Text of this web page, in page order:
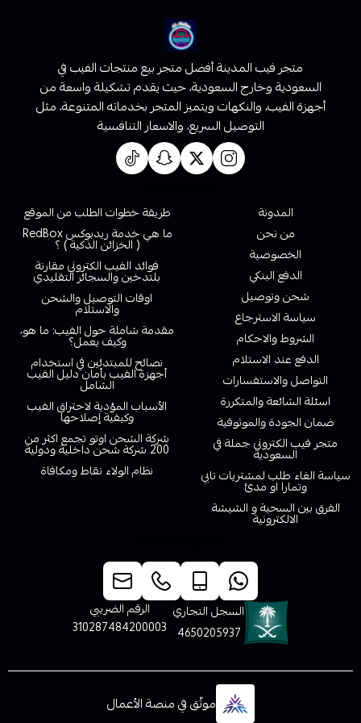
متجر فيب المدينة أفضل متجر بيع منتجات الفيب في
السعودية وخارج السعودية، حيث يقدم تشكيلة واسعة من
أجهزة الفيب، والنكهات ويتميز المتجر بخدماته المتنوعة، مثل
التوصيل السريع، والاسعار التنافسية
المدونة
من نحن
الخصوصية
الدفع البنكي
شحن وتوصيل
سياسة الاسترجاع
الشروط والاحكام
الدفع عند الاستلام
التواصل والاستفسارات
اسئلة الشائعة والمتكررة
ضمان الجودة والموثوقية
متجر فيب الكتروني جملة في
السعودية
سياسة الغاء طلب لمشتريات تابي
وتمارا او مدئ
الفرق بين السحبة و الشيشة
الالكترونية
طريقة خطوات الطلب من الموقع
ما هي خدمة ريدبوكس RedBox
( الخزائن الذكية ) ؟
فوائد الفيب الكتروني مقارنة
بلتدخين والسجائر التقليدي
اوقات التوصيل والشحن
والاستلام
مقدمة شاملة حول الفيب: ما هو،
وكيف يعمل؟
نصائح للمبتدئين في استخدام
أجهزة الفيب بأمان دليل الفيب
الشامل
الأسباب المؤدية لاحتراق الفيب
وكيفية إصلاحها
شركة الشحن اوتو تجمع اكثر من
200 شركة شحن داخلية ودولية
نظام الولاء نقاط ومكافاة
السجل التجاري
4650205937
الرقم الضريبي
310287484200003
موثّق في منصة الأعمال